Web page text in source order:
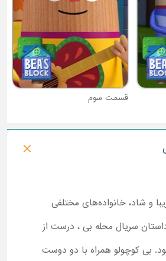
قسمت سوم
و شاد، خانواده‌های مختلفی
سریال محله بی ، درست از
بی کوچولو همراه با دو دوست